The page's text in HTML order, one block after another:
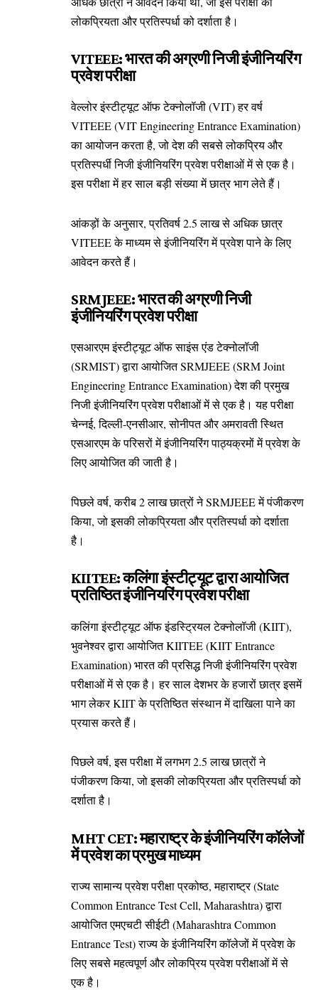
लोकप्रियता और प्रतिस्पर्धा को दर्शाता है।
VITEEE: भारत की अग्रणी निजी इंजीनियरिंग
प्रवेश परीक्षा
वेल्लोर इंस्टीट्यूट ऑफ टेक्नोलॉजी (VIT) हर वर्ष
VITEEE (VIT Engineering Entrance Examination)
का आयोजन करता है, जो देश की सबसे लोकप्रिय और
प्रतिस्पर्धी निजी इंजीनियरिंग प्रवेश परीक्षाओं में से एक है।
इस परीक्षा में हर साल बड़ी संख्या में छात्र भाग लेते हैं।
आंकड़ों के अनुसार, प्रतिवर्ष 2.5 लाख से अधिक छात्र
VITEEE के माध्यम से इंजीनियरिंग में प्रवेश पाने के लिए
आवेदन करते हैं।
SRMJEEE: भारत की अग्रणी निजी
इंजीनियरिंग प्रवेश परीक्षा
एसआरएम इंस्टीट्यूट ऑफ साइंस एंड टेक्नोलॉजी
(SRMIST) द्वारा आयोजित SRMJEEE (SRM Joint
Engineering Entrance Examination) देश की प्रमुख
निजी इंजीनियरिंग प्रवेश परीक्षाओं में से एक है। यह परीक्षा
चेन्नई, दिल्ली-एनसीआर, सोनीपत और अमरावती स्थित
एसआरएम के परिसरों में इंजीनियरिंग पाठ्यक्रमों में प्रवेश के
लिए आयोजित की जाती है।
पिछले वर्ष, करीब 2 लाख छात्रों ने SRMJEEE में पंजीकरण
किया, जो इसकी लोकप्रियता और प्रतिस्पर्धा को दर्शाता
है।
KIITEE: कलिंगा इंस्टीट्यूट द्वारा आयोजित
प्रतिष्ठित इंजीनियरिंग प्रवेश परीक्षा
कलिंगा इंस्टीट्यूट ऑफ इंडस्ट्रियल टेक्नोलॉजी (KIIT),
भुवनेश्वर द्वारा आयोजित KIITEE (KIIT Entrance
Examination) भारत की प्रसिद्ध निजी इंजीनियरिंग प्रवेश
परीक्षाओं में से एक है। हर साल देशभर के हजारों छात्र इसमें
भाग लेकर KIIT के प्रतिष्ठित संस्थान में दाखिला पाने का
प्रयास करते हैं।
पिछले वर्ष, इस परीक्षा में लगभग 2.5 लाख छात्रों ने
पंजीकरण किया, जो इसकी लोकप्रियता और प्रतिस्पर्धा को
दर्शाता है।
MHT CET: महाराष्ट्र के इंजीनियरिंग कॉलेजों
में प्रवेश का प्रमुख माध्यम
राज्य सामान्य प्रवेश परीक्षा प्रकोष्ठ, महाराष्ट्र (State
Common Entrance Test Cell, Maharashtra) द्वारा
आयोजित एमएचटी सीईटी (Maharashtra Common
Entrance Test) राज्य के इंजीनियरिंग कॉलेजों में प्रवेश के
लिए सबसे महत्वपूर्ण और लोकप्रिय प्रवेश परीक्षाओं में से
एक है।